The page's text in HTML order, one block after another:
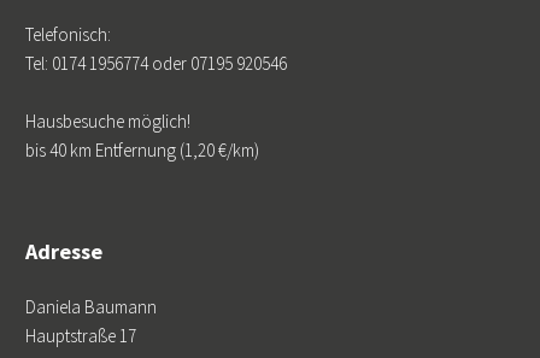
Telefonisch:
Tel: 0174 1956774 oder 07195 920546
Hausbesuche möglich!
bis 40 km Entfernung (1,20 €/km)
Adresse
Daniela Baumann
Hauptstraße 17